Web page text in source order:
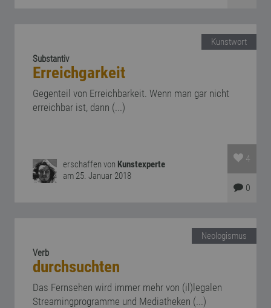
Kunstwort
Substantiv
Erreichgarkeit
Gegenteil von Erreichbarkeit. Wenn man gar nicht
erreichbar ist, dann (...)
erschaffen von Kunstexperte
am 25. Januar 2018
4
0
Neologismus
Verb
durchsuchten
Das Fernsehen wird immer mehr von (il)legalen
Streamingprogramme und Mediatheken (...)